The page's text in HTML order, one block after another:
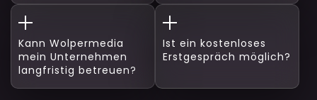
Kann Wolpermedia
mein Unternehmen
langfristig betreuen?
Ist ein kostenloses
Erstgespräch möglich?